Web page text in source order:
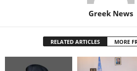
Greek News
RELATED ARTICLES MORE